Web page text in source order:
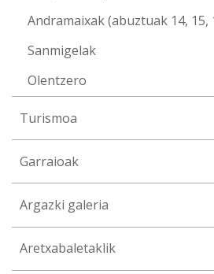
Andramaixak (abuztuak 14, 15,
Sanmigelak
Olentzero
Turismoa
Garraioak
Argazki galeria
Aretxabaletaklik